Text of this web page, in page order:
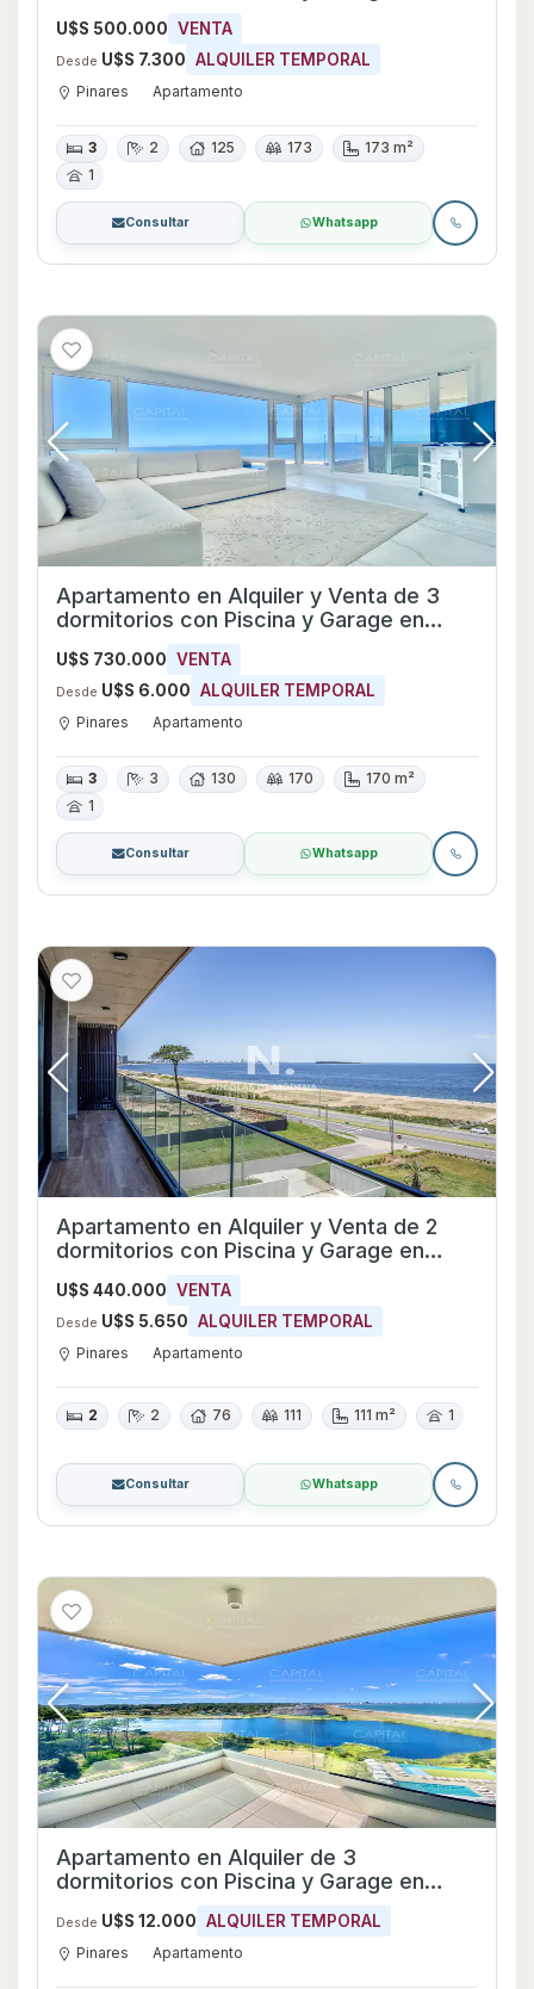
Pinares, Maldonado
U$S 500.000 VENTA
Desde U$S 7.300 ALQUILER TEMPORAL
Pinares Apartamento
3 2 125 173
173 m²
1
Consultar Whatsapp
Apartamento en Alquiler y Venta de 3
dormitorios con Piscina y Garage en
Pinares, Maldonado
U$S 730.000 VENTA
Desde U$S 6.000 ALQUILER TEMPORAL
Pinares Apartamento
3 3 130 170
170 m²
1
Consultar Whatsapp
Apartamento en Alquiler y Venta de 2
dormitorios con Piscina y Garage en
Pinares, Maldonado
U$S 440.000 VENTA
Desde U$S 5.650 ALQUILER TEMPORAL
Pinares Apartamento
2 2 76 111 111 m² 1
Consultar Whatsapp
Apartamento en Alquiler de 3
dormitorios con Piscina y Garage en
Pinares, Maldonado
Desde U$S 12.000 ALQUILER TEMPORAL
Pinares Apartamento